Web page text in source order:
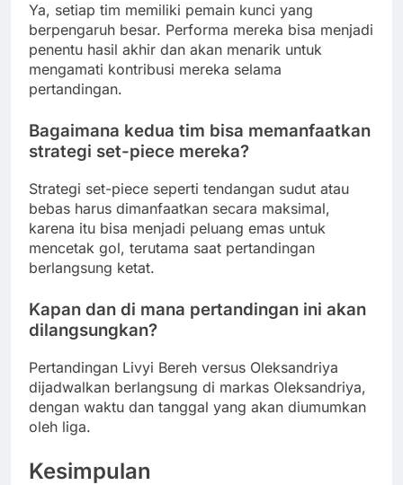
Ya, setiap tim memiliki pemain kunci yang
berpengaruh besar. Performa mereka bisa menjadi
penentu hasil akhir dan akan menarik untuk
mengamati kontribusi mereka selama
pertandingan.
Bagaimana kedua tim bisa memanfaatkan
strategi set-piece mereka?
Strategi set-piece seperti tendangan sudut atau
bebas harus dimanfaatkan secara maksimal,
karena itu bisa menjadi peluang emas untuk
mencetak gol, terutama saat pertandingan
berlangsung ketat.
Kapan dan di mana pertandingan ini akan
dilangsungkan?
Pertandingan Livyi Bereh versus Oleksandriya
dijadwalkan berlangsung di markas Oleksandriya,
dengan waktu dan tanggal yang akan diumumkan
oleh liga.
Kesimpulan